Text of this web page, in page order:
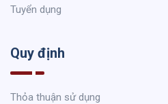
Tuyển dụng
Quy định
Thỏa thuận sử dụng